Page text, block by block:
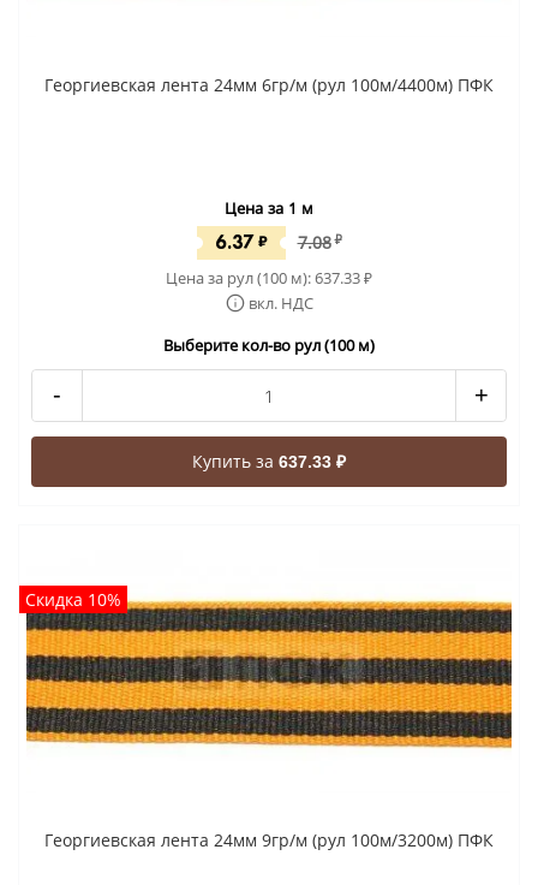
Георгиевская лента 24мм 6гр/м (рул 100м/4400м) ПФК
Цена за 1 м
6.37 ₽ 7.08 ₽
Цена за рул (100 м):637.33₽
вкл. НДС
Выберите кол-во рул (100 м)
- +
Купить за 637.33 ₽
Скидка 10%
Георгиевская лента 24мм 9гр/м (рул 100м/3200м) ПФК